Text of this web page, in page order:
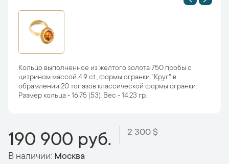
Кольцо выполненное из желтого золота 750 пробы с
цитрином массой 4.9 ct., формы огранки "Круг" в
обрамлении 20 топазов классической формы огранки.
Размер кольца - 16,75 (53). Вес - 14,23 гр.
190 900 руб. 2 300 $
В наличии: Москва